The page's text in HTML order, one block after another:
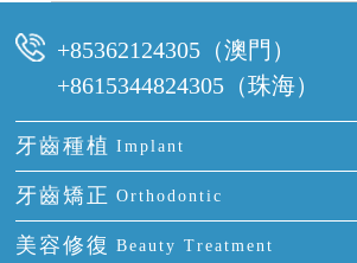
+85362124305（澳門）
+8615344824305（珠海）
牙齒種植 Implant
種牙
單顆牙缺失
牙齒矯正 Orthodontic
隱形箍牙
美容修復 Beauty Treatment